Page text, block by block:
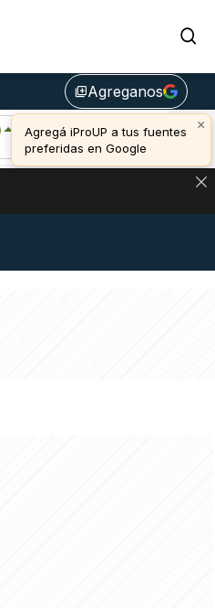
library_addAgreganos
×
Agregá iProUP a tus fuentes
preferidas en Google
Bitcoin (0,40%)
u$s 65.016,00
CRIPTO Y EXCHANGES